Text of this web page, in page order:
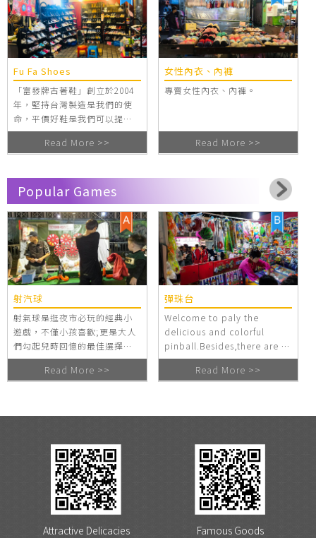
Fu Fa Shoes
「富發牌古著鞋」創立於2004
年，堅持台灣製造是我們的使
命，平價好鞋是我們可以提供
給你的新選擇，多樣的款式、
親民的價格，讓你不只是穿一
Read More >>
女性內衣、內褲
專賣女性內衣、內褲。
Read More >>
Popular Games
射汽球
射氣球是逛夜市必玩的經典小
遊戲，不僅小孩喜歡;更是大人
們勾起兒時回憶的最佳選擇，
射中氣球可依點數兌換小禮
物，有分為會轉的轉盤與固定
Read More >>
彈珠台
Welcome to paly the
delicious and colorful
pinball.Besides,there are a
lot of toys,and you can
choose from them.
Read More >>
Attractive Delicacies Famous Goods